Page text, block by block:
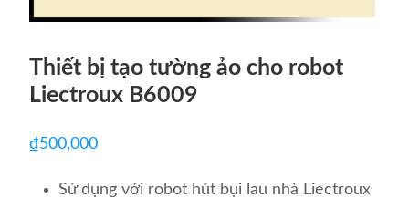
Thiết bị tạo tường ảo cho robot
Liectroux B6009
₫500,000
Sử dụng với robot hút bụi lau nhà Liectroux